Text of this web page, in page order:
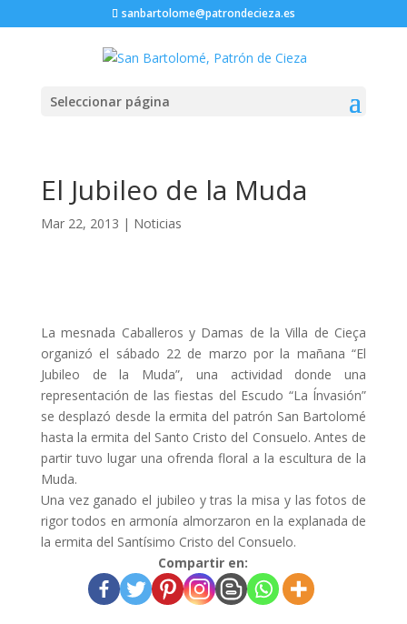
sanbartolome@patrondecieza.es
Seleccionar página
El Jubileo de la Muda
Mar 22, 2013 | Noticias
La mesnada Caballeros y Damas de la Villa de Cieça
organizó el sábado 22 de marzo por la mañana “El
Jubileo de la Muda”, una actividad donde una
representación de las fiestas del Escudo “La Ínvasión”
se desplazó desde la ermita del patrón San Bartolomé
hasta la ermita del Santo Cristo del Consuelo. Antes de
partir tuvo lugar una ofrenda floral a la escultura de la
Muda.
Una vez ganado el jubileo y tras la misa y las fotos de
rigor todos en armonía almorzaron en la explanada de
la ermita del Santísimo Cristo del Consuelo.
Compartir en: